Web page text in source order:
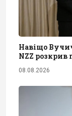
Навіщо
NZZ розкрив
08.08.2026